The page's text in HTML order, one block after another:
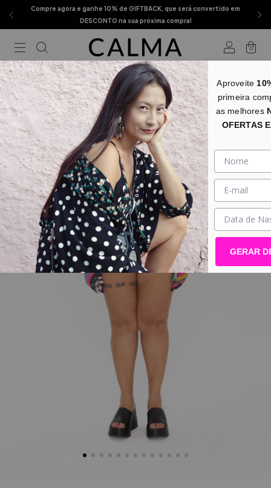
Compre agora e ganhe 10% de GIFTBACK, que será convertido em
DESCONTO na sua próxima compra!
0
Aproveite
primeira
as melhores
OFERTAS
GERAR